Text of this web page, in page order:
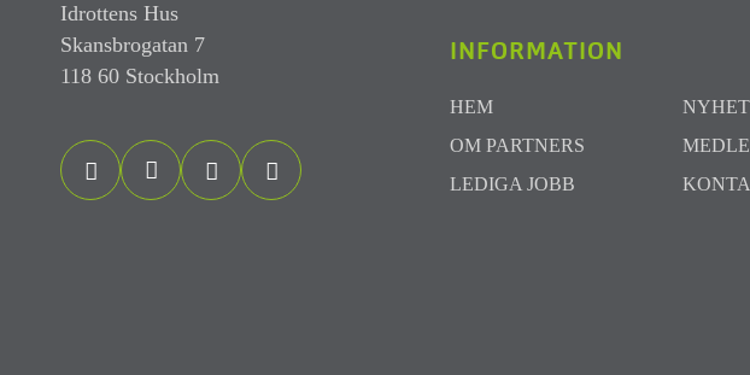
Idrottens Hus
Skansbrogatan 7
118 60 Stockholm
INFORMATION
HEM
OM PARTNERS
LEDIGA JOBB